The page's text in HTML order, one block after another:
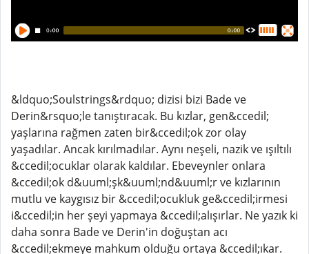
&ldquo;Soulstrings&rdquo; dizisi bizi Bade ve
Derin&rsquo;le tanıştıracak. Bu kızlar, gen&ccedil;
yaşlarına rağmen zaten bir&ccedil;ok zor olay
yaşadılar. Ancak kırılmadılar. Aynı neşeli, nazik ve ışıltılı
&ccedil;ocuklar olarak kaldılar. Ebeveynler onlara
&ccedil;ok d&uuml;şk&uuml;nd&uuml;r ve kızlarının
mutlu ve kaygısız bir &ccedil;ocukluk ge&ccedil;irmesi
i&ccedil;in her şeyi yapmaya &ccedil;alışırlar. Ne yazık ki
daha sonra Bade ve Derin'in doğuştan acı
&ccedil;ekmeye mahkum olduğu ortaya &ccedil;ıkar.